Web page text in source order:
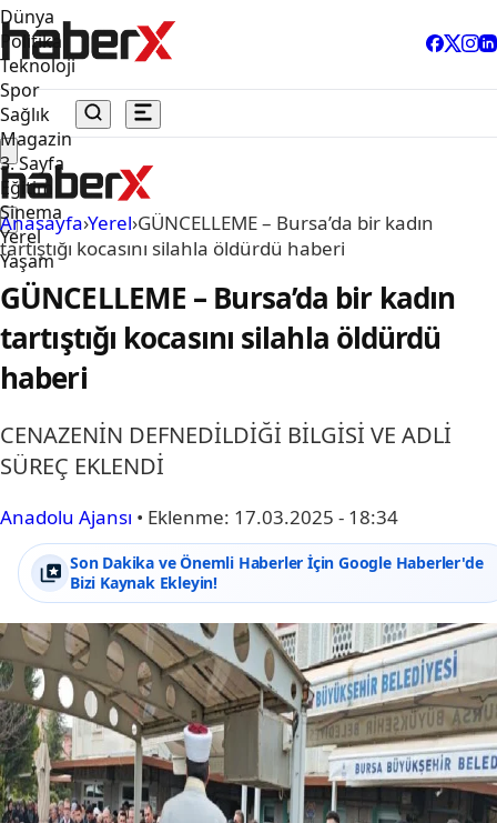
Dünya
Politika
Teknoloji
Spor
Sağlık
Magazin
3. Sayfa
Eğitim
Sinema
Yerel
Yaşam
Anasayfa›Yerel›GÜNCELLEME – Bursa’da bir kadın
tartıştığı kocasını silahla öldürdü haberi
GÜNCELLEME – Bursa’da bir kadın
tartıştığı kocasını silahla öldürdü
haberi
CENAZENİN DEFNEDİLDİĞİ BİLGİSİ VE ADLİ
SÜREÇ EKLENDİ
Anadolu Ajansı • Eklenme: 17.03.2025 - 18:34
Son Dakika ve Önemli Haberler İçin Google Haberler'de
Bizi Kaynak Ekleyin!